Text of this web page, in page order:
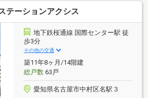
ら１６時）◆エレベーターが２基設置さ
減します。◆エントランス部分には、宅
設置されています。～ライフインフォメ
セブン-イレブン 名古屋桜通泉１丁目
（100m）・東桜小学校・・・・徒歩5
冨士中学校・・・・・・徒歩4分
泉富士塚公
・・・・・・・・・徒歩5分（340m）
テーションアクシス
地下鉄桜通線 国際センター駅 徒
歩3分
その他の交通
築11年8ヶ月/14階建
総戸数63戸
愛知県名古屋市中村区名駅３